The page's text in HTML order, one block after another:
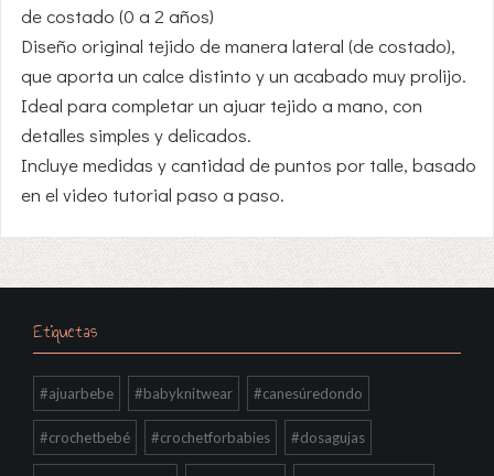
de costado (0 a 2 años)
Diseño original tejido de manera lateral (de costado),
que aporta un calce distinto y un acabado muy prolijo.
Ideal para completar un ajuar tejido a mano, con
detalles simples y delicados.
Incluye medidas y cantidad de puntos por talle, basado
en el video tutorial paso a paso.
Etiquetas
#ajuarbebe #babyknitwear #canesúredondo
#crochetbebé #crochetforbabies #dosagujas